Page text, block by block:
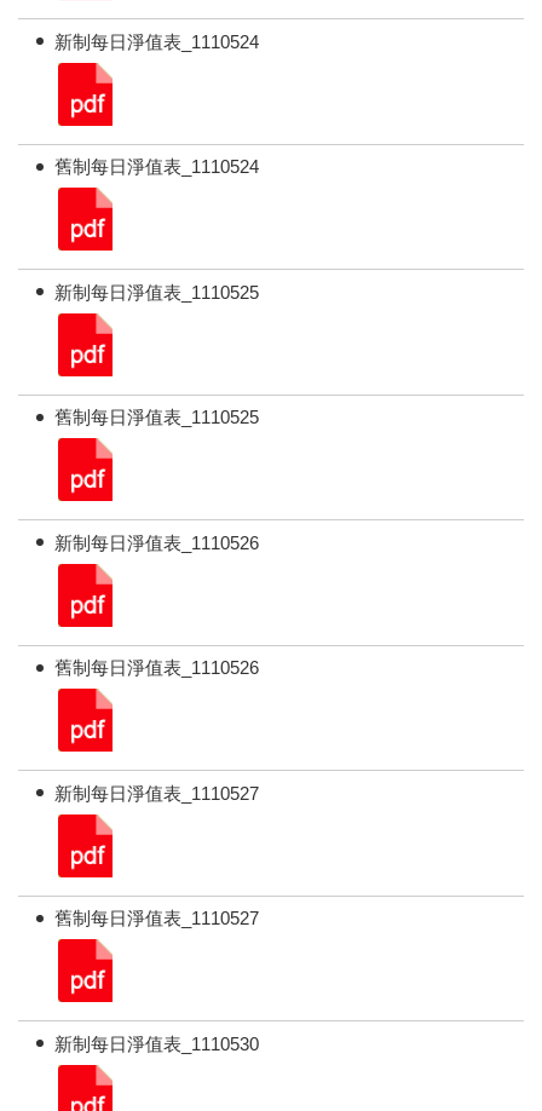
新制每日淨值表_1110524
舊制每日淨值表_1110524
新制每日淨值表_1110525
舊制每日淨值表_1110525
新制每日淨值表_1110526
舊制每日淨值表_1110526
新制每日淨值表_1110527
舊制每日淨值表_1110527
新制每日淨值表_1110530